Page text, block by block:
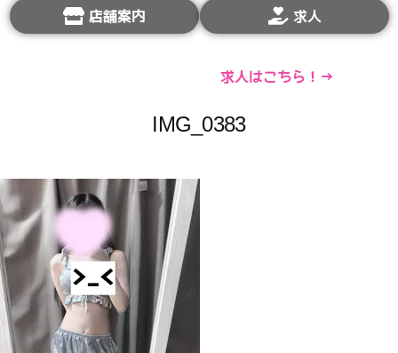
店舗案内 求人
求人はこちら！→
IMG_0383